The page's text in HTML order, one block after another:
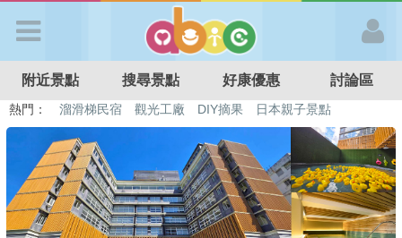
APP登入
首 頁
搜尋景點
附近景點 搜尋景點 好康優惠 討論區
熱門： 溜滑梯民宿 觀光工廠 DIY摘果
日本親子景點
特色遊戲場
親子住房優惠 台北親子餐廳 溫泉泡湯SPA